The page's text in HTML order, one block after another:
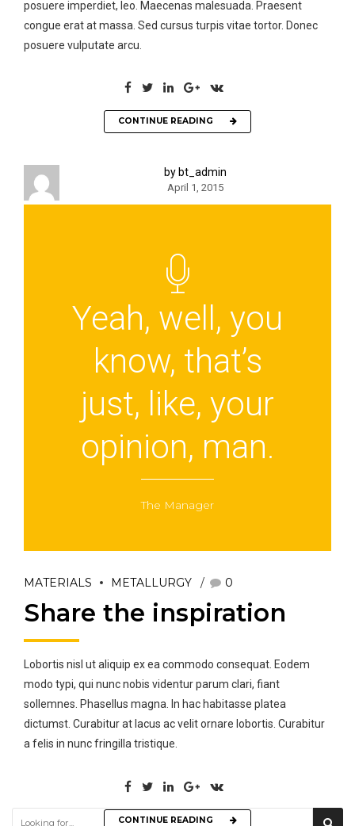
posuere imperdiet, leo. Maecenas malesuada. Praesent
congue erat at massa. Sed cursus turpis vitae tortor. Donec
posuere vulputate arcu.
CONTINUE READING
by bt_admin
April 1, 2015
Yeah, well, you
know, that’s
just, like, your
opinion, man.
The Manager
MATERIALS METALLURGY 0
Share the inspiration
Lobortis nisl ut aliquip ex ea commodo consequat. Eodem
modo typi, qui nunc nobis videntur parum clari, fiant
sollemnes. Phasellus magna. In hac habitasse platea
dictumst. Curabitur at lacus ac velit ornare lobortis. Curabitur
a felis in nunc fringilla tristique.
CONTINUE READING